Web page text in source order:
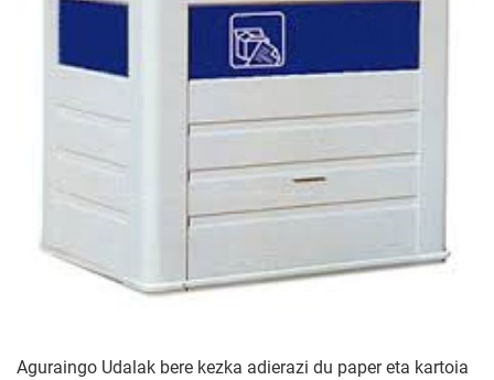
Aguraingo Udalak bere kezka adierazi du paper eta kartoia